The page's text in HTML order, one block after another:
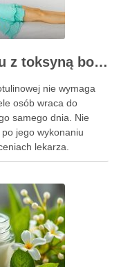
Czego unikać po zabiegu z toksyną botulinową?
nie wymaga
osób wraca do
samego dnia. Nie
jego wykonaniu
lekarza.
znaczenie dla